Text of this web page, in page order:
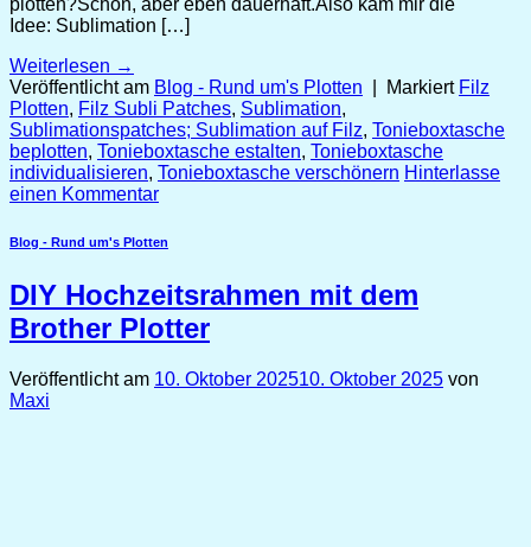
Idee: Sublimation […]
Weiterlesen →
Veröffentlicht am Blog - Rund um's Plotten Markiert Filz
Plotten, Filz Subli Patches, Sublimation,
Sublimationspatches; Sublimation auf Filz, Tonieboxtasche
beplotten, Tonieboxtasche estalten, Tonieboxtasche
individualisieren, Tonieboxtasche verschönern Hinterlasse
einen Kommentar
Blog - Rund um's Plotten
DIY Hochzeitsrahmen mit dem
Brother Plotter
Veröffentlicht am 10. Oktober 202510. Oktober 2025 von
Maxi